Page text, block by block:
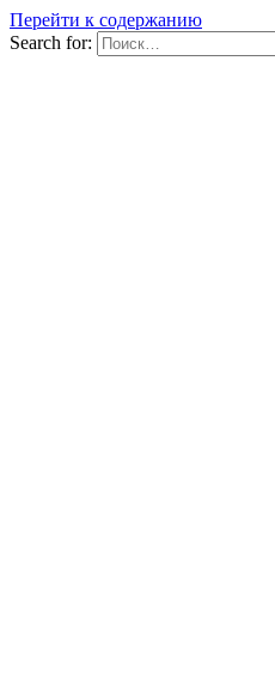
Перейти к содержанию
Search for: